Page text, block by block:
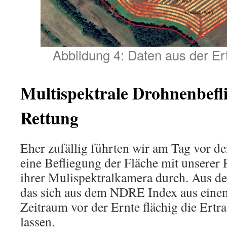
Abbildung 4: Daten aus der
Multispektrale
Rettung
Eher zufällig führten wir am Tag vor
eine Befliegung der Fläche mit
ihrer Mulispektralkamera durch. Aus
das sich aus dem NDRE Index aus
Zeitraum vor der Ernte flächig die
lassen.